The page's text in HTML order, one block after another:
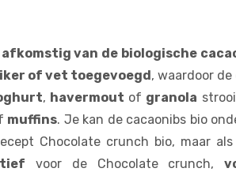
van de biologische
of vet toegevoegd, waardoor
, havermout of granola
muffins. Je kan de cacaonibs bio
Chocolate crunch bio, maar
voor de Chocolate crunch,